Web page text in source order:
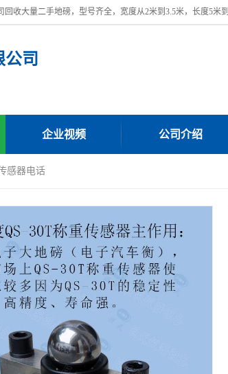
司
企业视频 公司介绍
感器电话